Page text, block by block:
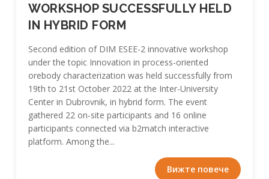
WORKSHOP SUCCESSFULLY HELD
IN HYBRID FORM
Second edition of DIM ESEE-2 innovative workshop
under the topic Innovation in process-oriented
orebody characterization was held successfully from
19th to 21st October 2022 at the Inter-University
Center in Dubrovnik, in hybrid form. The event
gathered 22 on-site participants and 16 online
participants connected via b2match interactive
platform. Among the...
Вижте повече